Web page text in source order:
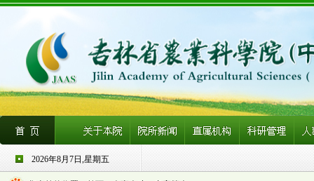
2026年8月7日,星期五